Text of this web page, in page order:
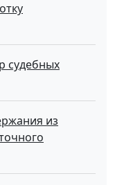
судебных
из